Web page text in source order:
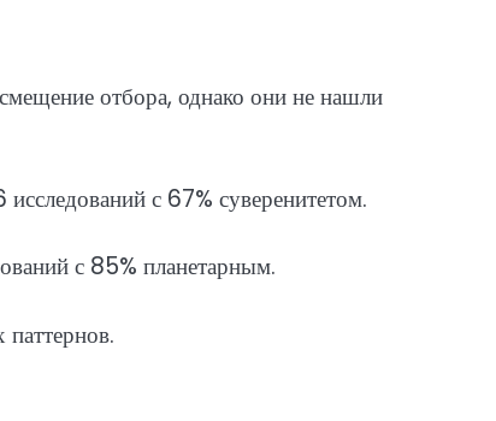
отбора, однако они не нашли
с 67% суверенитетом.
с 85% планетарным.